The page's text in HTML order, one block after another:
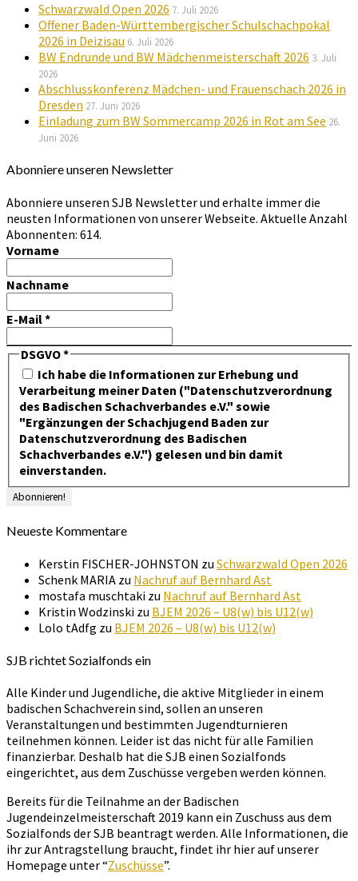
Schwarzwald Open 2026 7. Juli 2026
Offener Baden-Württembergischer Schulschachpokal
2026 in Deizisau 6. Juli 2026
BW Endrunde und BW Mädchenmeisterschaft 2026 3. Juli
2026
Abschlusskonferenz Mädchen- und Frauenschach 2026 in
Dresden 27. Juni 2026
Einladung zum BW Sommercamp 2026 in Rot am See 26.
Juni 2026
Abonniere unseren Newsletter
Abonniere unseren SJB Newsletter und erhalte immer die
neusten Informationen von unserer Webseite. Aktuelle Anzahl
Abonnenten: 614.
Vorname
Nachname
E-Mail*
DSGVO*
Ich habe die Informationen zur Erhebung und
Verarbeitung meiner Daten ("Datenschutzverordnung
des Badischen Schachverbandes e.V." sowie
"Ergänzungen der Schachjugend Baden zur
Datenschutzverordnung des Badischen
Schachverbandes e.V.") gelesen und bin damit
einverstanden.
Neueste Kommentare
Kerstin FISCHER-JOHNSTON zu Schwarzwald Open 2026
Schenk MARIA zu Nachruf auf Bernhard Ast
mostafa muschtaki zu Nachruf auf Bernhard Ast
Kristin Wodzinski zu BJEM 2026 – U8(w) bis U12(w)
Lolo tAdfg zu BJEM 2026 – U8(w) bis U12(w)
SJB richtet Sozialfonds ein
Alle Kinder und Jugendliche, die aktive Mitglieder in einem
badischen Schachverein sind, sollen an unseren
Veranstaltungen und bestimmten Jugendturnieren
teilnehmen können. Leider ist das nicht für alle Familien
finanzierbar. Deshalb hat die SJB einen Sozialfonds
eingerichtet, aus dem Zuschüsse vergeben werden können.
Bereits für die Teilnahme an der Badischen
Jugendeinzelmeisterschaft 2019 kann ein Zuschuss aus dem
Sozialfonds der SJB beantragt werden. Alle Informationen, die
ihr zur Antragstellung braucht, findet ihr hier auf unserer
Homepage unter “Zuschüsse”.